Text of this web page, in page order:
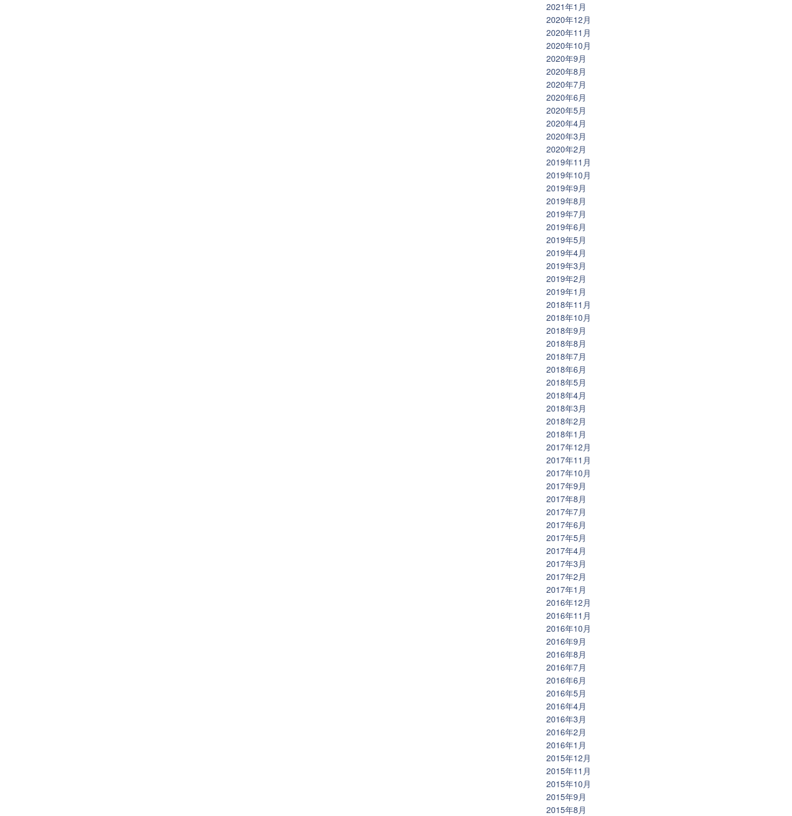
2021年1月
2020年12月
2020年11月
2020年10月
2020年9月
2020年8月
2020年7月
2020年6月
2020年5月
2020年4月
2020年3月
2020年2月
2019年11月
2019年10月
2019年9月
2019年8月
2019年7月
2019年6月
2019年5月
2019年4月
2019年3月
2019年2月
2019年1月
2018年11月
2018年10月
2018年9月
2018年8月
2018年7月
2018年6月
2018年5月
2018年4月
2018年3月
2018年2月
2018年1月
2017年12月
2017年11月
2017年10月
2017年9月
2017年8月
2017年7月
2017年6月
2017年5月
2017年4月
2017年3月
2017年2月
2017年1月
2016年12月
2016年11月
2016年10月
2016年9月
2016年8月
2016年7月
2016年6月
2016年5月
2016年4月
2016年3月
2016年2月
2016年1月
2015年12月
2015年11月
2015年10月
2015年9月
2015年8月